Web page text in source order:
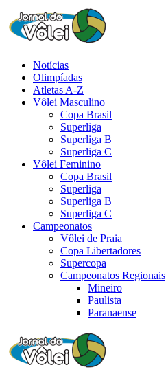
Notícias
Olimpíadas
Atletas A-Z
Vôlei Masculino
Copa Brasil
Superliga
Superliga B
Superliga C
Vôlei Feminino
Copa Brasil
Superliga
Superliga B
Superliga C
Campeonatos
Vôlei de Praia
Copa Libertadores
Supercopa
Campeonatos Regionais
Mineiro
Paulista
Paranaense